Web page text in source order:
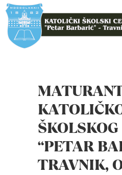
“PETAR
TRAVNIK,